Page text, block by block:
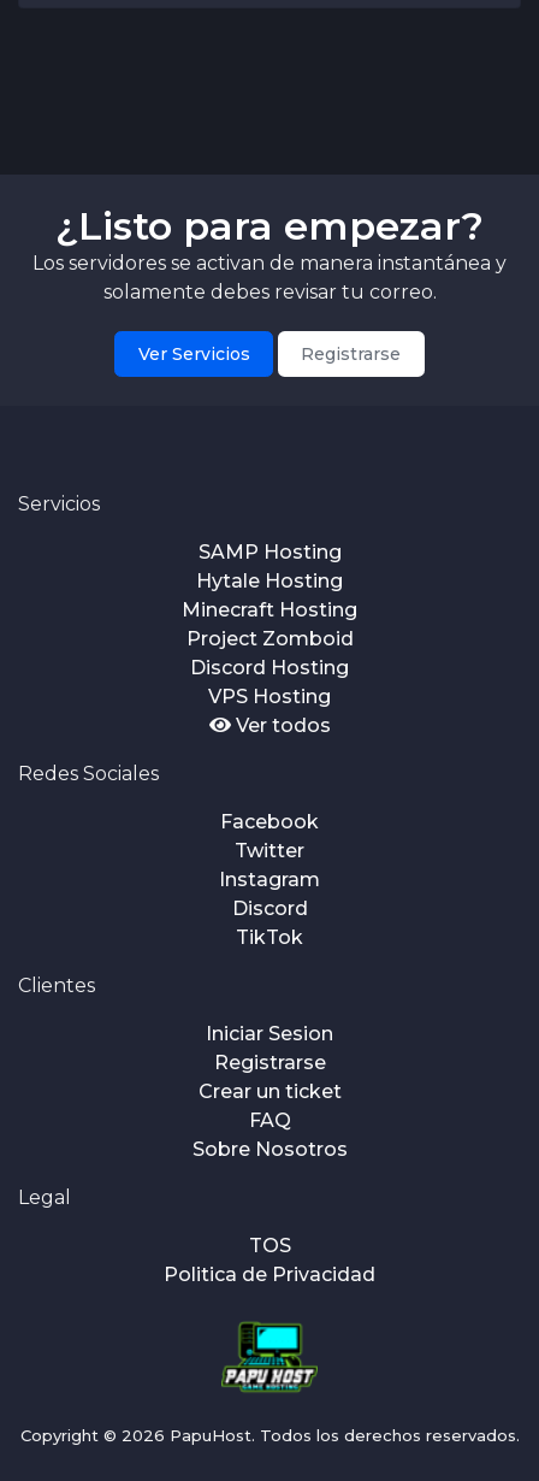
¿Listo para empezar?
Los servidores se activan de manera instantánea y
solamente debes revisar tu correo.
Ver Servicios Registrarse
Servicios
SAMP Hosting
Hytale Hosting
Minecraft Hosting
Project Zomboid
Discord Hosting
VPS Hosting
Ver todos
Redes Sociales
Facebook
Twitter
Instagram
Discord
TikTok
Clientes
Iniciar Sesion
Registrarse
Crear un ticket
FAQ
Sobre Nosotros
Legal
TOS
Politica de Privacidad
Copyright © 2026 PapuHost. Todos los derechos reservados.